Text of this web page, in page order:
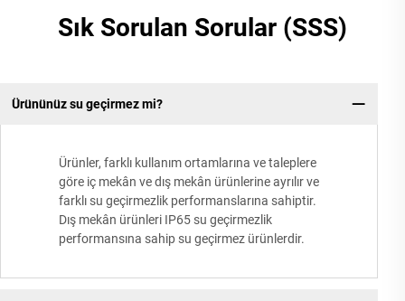
Sık Sorulan Sorular (SSS)
Ürününüz su geçirmez mi?
Ürünler, farklı kullanım ortamlarına ve taleplere
göre iç mekân ve dış mekân ürünlerine ayrılır ve
farklı su geçirmezlik performanslarına sahiptir.
Dış mekân ürünleri IP65 su geçirmezlik
performansına sahip su geçirmez ürünlerdir.